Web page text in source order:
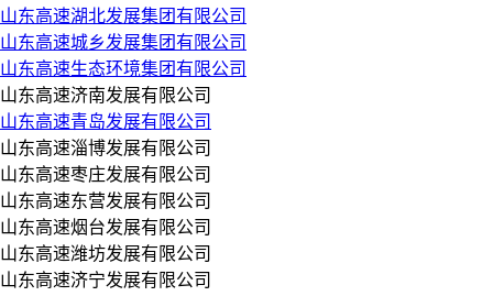
山东高速湖北发展集团有限公司
山东高速城乡发展集团有限公司
山东高速生态环境集团有限公司
山东高速济南发展有限公司
山东高速青岛发展有限公司
山东高速淄博发展有限公司
山东高速枣庄发展有限公司
山东高速东营发展有限公司
山东高速烟台发展有限公司
山东高速潍坊发展有限公司
山东高速济宁发展有限公司